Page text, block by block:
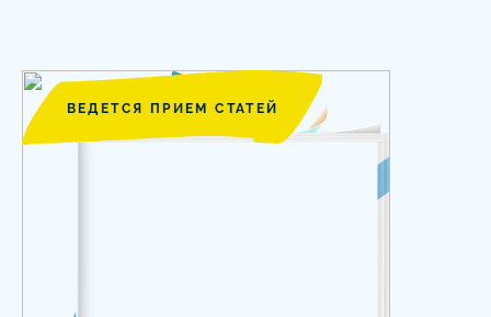
ВЕДЕТСЯ ПРИЕМ СТАТЕЙ